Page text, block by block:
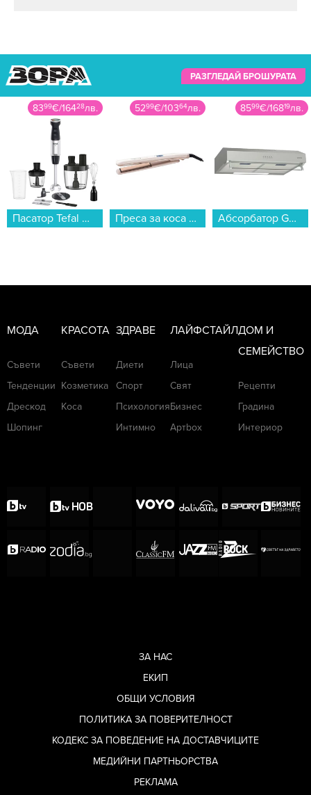
РАЗГЛЕДАЙ БРОШУРАТА
8399€/16428лв.
Пасатор Tefal HB67G830 , 1000 W, 500/800...
5299€/10364лв.
Преса за коса Remington S9100 PROluxe...
8599€/16819лв.
Абсорбатор Gorenje WHU629EX/M...
МОДА
Съвети
Тенденции
Дрескод
Шопинг
КРАСОТА
Съвети
Козметика
Коса
ЗДРАВЕ
Диети
Спорт
Психология
Интимно
ЛАЙФСТАЙЛ
Лица
Свят
Бизнес
Артbox
ДОМ И
СЕМЕЙСТВО
Рецепти
Градина
Интериор
ЗА НАС
ЕКИП
ОБЩИ УСЛОВИЯ
ПОЛИТИКА ЗА ПОВЕРИТЕЛНОСТ
КОДЕКС ЗА ПОВЕДЕНИЕ НА ДОСТАВЧИЦИТЕ
МЕДИЙНИ ПАРТНЬОРСТВА
РЕКЛАМА